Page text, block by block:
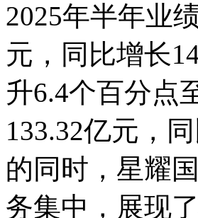
2025年半年业
元，同比增
升6.4个百分点
133.32亿元
的同时，星
务集中，展